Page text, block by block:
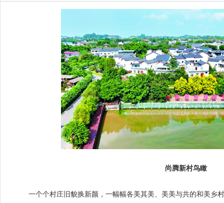
尚腾新村鸟瞰
一个个村庄旧貌换新颜，一幅幅各美其美、美美与共的和美乡